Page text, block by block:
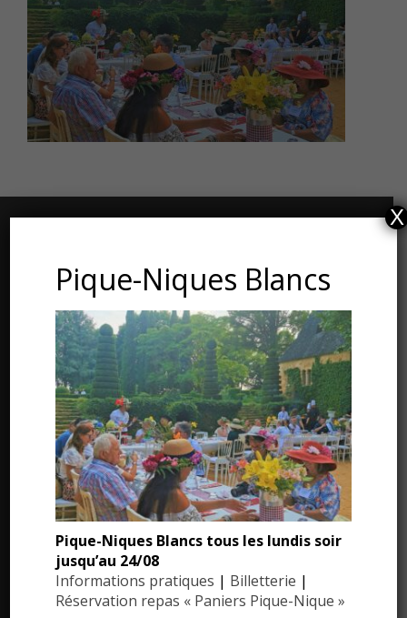
Les Jardins du Manoir d’Eyrignac
24590 Salignac-Eyvigues
Dordogne – Périgord
Téléphone : 05.53.28.99.71
Email : contact@eyrignac.com
ESPACE PRESSE
Dossier de presse
Communiqués de presse
Photothèque
Pique-Niques Blancs
Pique-Niques Blancs tous les lundis soir
jusqu’au 24/08
Informations pratiques | Billetterie |
Réservation repas « Paniers Pique-Nique »
X